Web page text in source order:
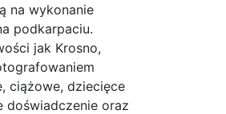
na wykonanie
podkarpaciu.
jak Krosno,
ciążowe, dziecięce
doświadczenie oraz